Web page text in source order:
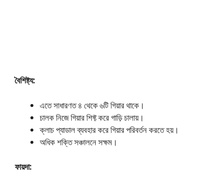
বৈশিষ্ট্য:
এতে সাধারণত ৪ থেকে ৬টি গিয়ার থাকে।
চালক নিজে গিয়ার শিফ্ট করে গাড়ি চালায়।
ক্লাচ প্যাডাল ব্যবহার করে গিয়ার পরিবর্তন করতে হয়।
অধিক শক্তি সঞ্চালনে সক্ষম।
ফায়দা: